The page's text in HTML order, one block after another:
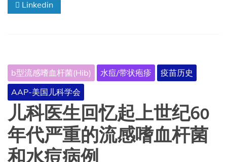
Linkedin
b型流感嗜血杆菌(Hib) 水痘/带状疱疹
疫苗历史
AAP-美国儿科学会
儿科医生回忆起上世纪60
年代严重的流感嗜血杆菌